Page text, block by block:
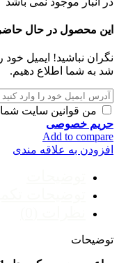
این محصول در حال
نگران نباشید! ایمیل
شد به شما اطلاع دهیم.
من قوانین سایت شما
حریم خصوصی
Add to compare
افزودن به علاقه مندی
توضیحات